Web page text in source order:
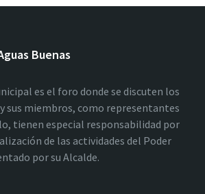
Buenas
es el foro donde se discuten los
sus miembros, como representantes
tienen especial responsabilidad por
de las actividades del Poder
por su Alcalde.